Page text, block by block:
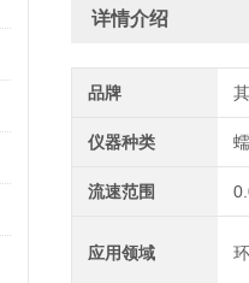
详情介绍
品牌
仪器种类
流速范围
应用领域